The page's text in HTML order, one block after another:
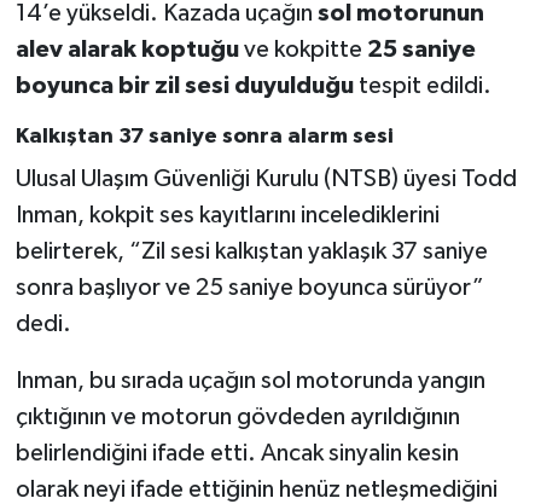
14’e yükseldi. Kazada uçağın sol motorunun
alev alarak koptuğuve kokpitte 25 saniye
boyunca bir zil sesi duyulduğutespit edildi.
Kalkıştan 37 saniye sonra alarm sesi
Ulusal Ulaşım Güvenliği Kurulu (NTSB) üyesi Todd
Inman, kokpit ses kayıtlarını incelediklerini
belirterek, “Zil sesi kalkıştan yaklaşık 37 saniye
sonra başlıyor ve 25 saniye boyunca sürüyor”
dedi.
Inman, bu sırada uçağın sol motorunda yangın
çıktığının ve motorun gövdeden ayrıldığının
belirlendiğini ifade etti. Ancak sinyalin kesin
olarak neyi ifade ettiğinin henüz netleşmediğini